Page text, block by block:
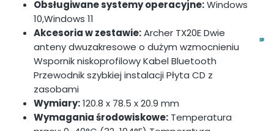
Obsługiwane systemy operacyjne:Windows
10,Windows 11
Akcesoria w zestawie:Archer TX20E Dwie
anteny dwuzakresowe o dużym wzmocnieniu
Wspornik niskoprofilowy Kabel Bluetooth
Przewodnik szybkiej instalacji Płyta CD z
zasobami
Wymiary:120.8 x 78.5 x 20.9 mm
Wymagania środowiskowe: Temperatura